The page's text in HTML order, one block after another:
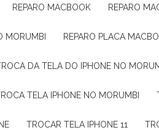
REPARO MACBOOK REPARO
MORUMBI REPARO PLACA
TROCA DA TELA DO IPHONE NO
TROCA TELA IPHONE NO MORUMBI
TROCAR TELA IPHONE 11